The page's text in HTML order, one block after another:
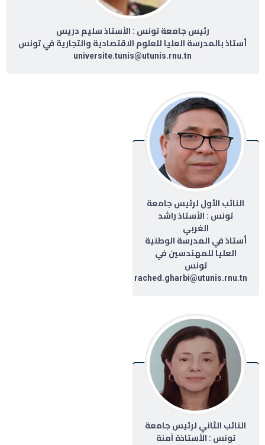
رئيس جامعة تونس : الأستاذ سليم دريس
أستاذ بالمدرسة العليا للعلوم الاقتصادية والتجارية في تونس
universite.tunis@utunis.rnu.tn
النائب الأول لرئيس جامعة
تونس : الأستاذ راشد
الغربي
أستاذ في المدرسة الوطنية
العليا للمهندسين في
تونس
rached.gharbi@utunis.rnu.tn
النائب الثاني لرئيس جامعة
تونس : الأستاذة آمنة